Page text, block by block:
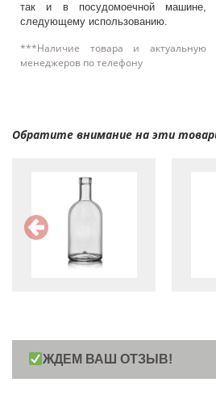
так и в посудомоечной машине,
следующему использованию.
***Наличие товара и актуальную
менеджеров по телефону
Обратите внимание на эти
ЖДЕМ ВАШ ОТЗЫВ!